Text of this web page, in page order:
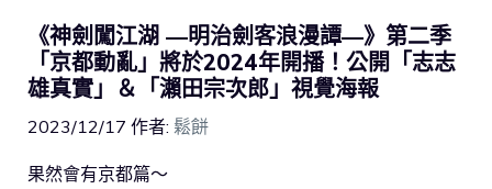
《神劍闖江湖 ―明治劍客浪漫譚―》第二季
「京都動亂」將於2024年開播！公開「志志
雄真實」＆「瀨田宗次郎」視覺海報
2023/12/17 作者: 鬆餅
果然會有京都篇～